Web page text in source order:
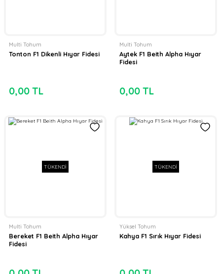
Multi Tohum
Tonton F1 Dikenli Hıyar Fidesi
0,00 TL
Multi Tohum
Aytek F1 Beith Alpha Hıyar
Fidesi
0,00 TL
TÜKENDİ
Multi Tohum
Bereket F1 Beith Alpha Hıyar
Fidesi
TÜKENDİ
Yüksel Tohum
Kahya F1 Sırık Hıyar Fidesi